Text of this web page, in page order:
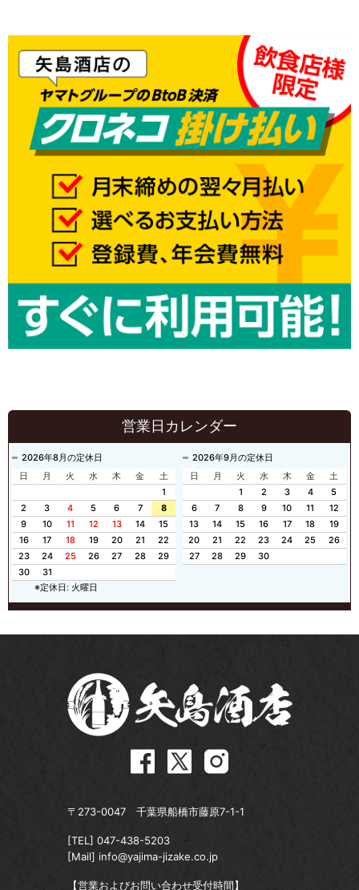
営業日カレンダー
2026年8月の定休日
日
月 火 水 木 金
土
1
2
3 4 5 6 7
8
9
10 11 12 13 14
15
16
17 18 19 20 21
22
23
24 25 26 27 28
29
30
31
2026年9月の定休日
日
月 火 水 木 金
土
1
2 3 4
5
6
7 8 9 10 11
12
13
14 15 16 17 18
19
20
21 22 23 24 25
26
27
28 29 30
※定休日: 火曜日
〒273-0047 千葉県船橋市藤原7-1-1
[TEL] 047-438-5203
[Mail] info@yajima-jizake.co.jp
【営業およびお問い合わせ受付時間】